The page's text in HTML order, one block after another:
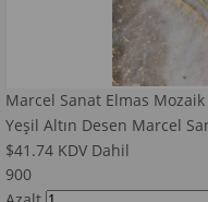
Marcel Sanat Elmas
Yeşil Altın Desen Marcel
$41.74 KDV Dahil
900